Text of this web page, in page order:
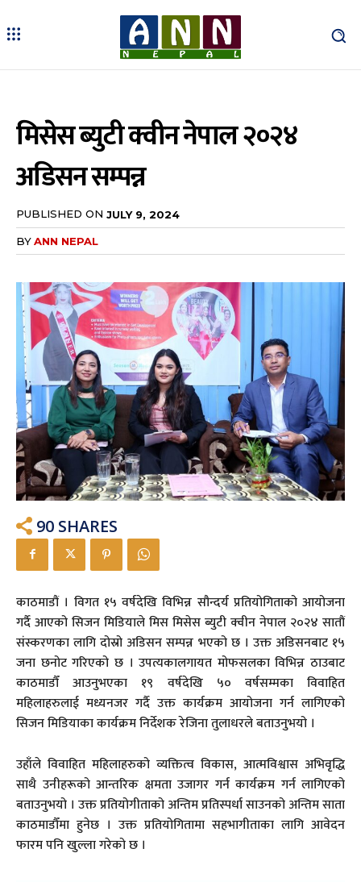
मिसेस ब्युटी क्वीन नेपाल २०२४
अडिसन सम्पन्न
PUBLISHED ON JULY 9, 2024
BYANN NEPAL
90 SHARES
काठमाडौं । विगत १५ वर्षदेखि विभिन्न सौन्दर्य प्रतियोगिताको आयोजना
गर्दै आएको सिजन मिडियाले मिस मिसेस ब्युटी क्वीन नेपाल २०२४ सातौं
संस्करणका लागि दोस्रो अडिसन सम्पन्न भएको छ । उक्त अडिसनबाट १५
जना छनोट गरिएको छ । उपत्यकालगायत मोफसलका विभिन्न ठाउबाट
काठमाडौँ आउनुभएका १९ वर्षदेखि ५० वर्षसम्मका विवाहित
महिलाहरुलाई मध्यनजर गर्दै उक्त कार्यक्रम आयोजना गर्न लागिएको
सिजन मिडियाका कार्यक्रम निर्देशक रेजिना तुलाधरले बताउनुभयो ।
उहाँले विवाहित महिलाहरुको व्यक्तित्व विकास, आत्मविश्वास अभिवृद्धि
साथै उनीहरूको आन्तरिक क्षमता उजागर गर्न कार्यक्रम गर्न लागिएको
बताउनुभयो । उक्त प्रतियोगीताको अन्तिम प्रतिस्पर्धा साउनको अन्तिम साता
काठमाडौँमा हुनेछ । उक्त प्रतियोगितामा सहभागीताका लागि आवेदन
फारम पनि खुल्ला गरेको छ ।